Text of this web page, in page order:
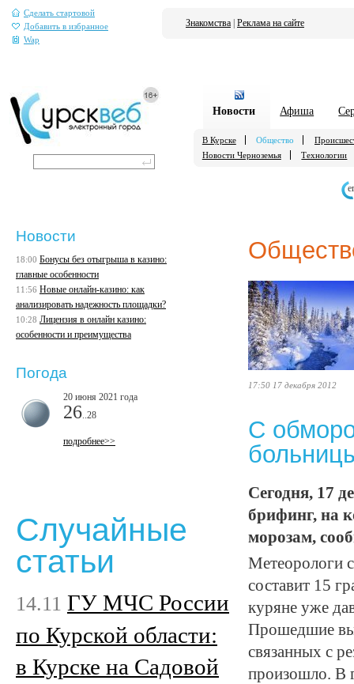
Сделать стартовой
Добавить в избранное
Wap
Знакомства Реклама на сайте
Новости Афиша
В Курске Общество
Новости Черноземья
Технологии
17:50 17 декабря 2012
С
Сегодня, 17
брифинг, на
морозам,
Метеорологи
составит 15
куряне уже
Прошедшие
связанных с
произошло. В
Новости
18:00 Бонусы без отыгрыша в казино:
главные особенности
11:56 Новые онлайн-казино: как
анализировать надежность площадки?
10:28 Лицензия в онлайн казино:
особенности и преимущества
Погода
20 июня 2021 года
26 ..28
подробнее>>
Случайные
статьи
14.11 ГУ МЧС России
по Курской области:
в Курске на Садовой